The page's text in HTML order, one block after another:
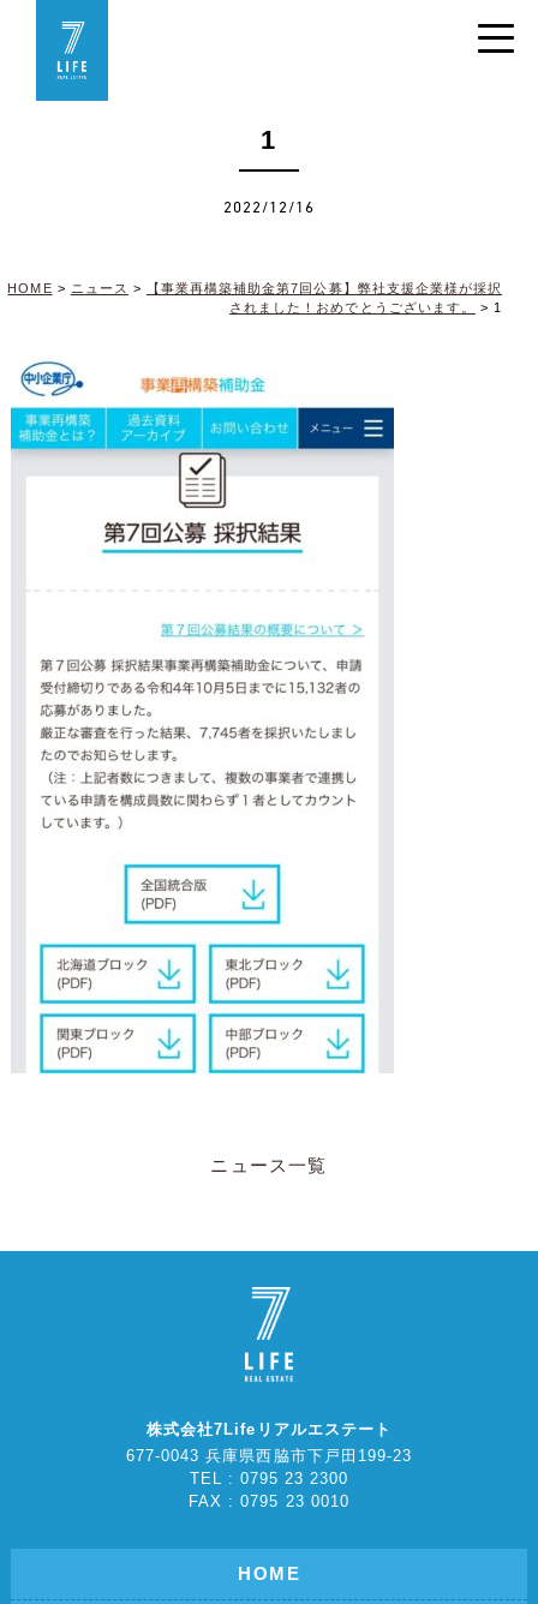
1
2022/12/16
HOME > ニュース >
【事業再構築補助金第7回公募】弊社支援企業様が採択
されました！おめでとうございます。
> 1
ニュース一覧
株式会社7Lifeリアルエステート
677-0043 兵庫県西脇市下戸田199-23
TEL : 0795 23 2300
FAX : 0795 23 0010
HOME